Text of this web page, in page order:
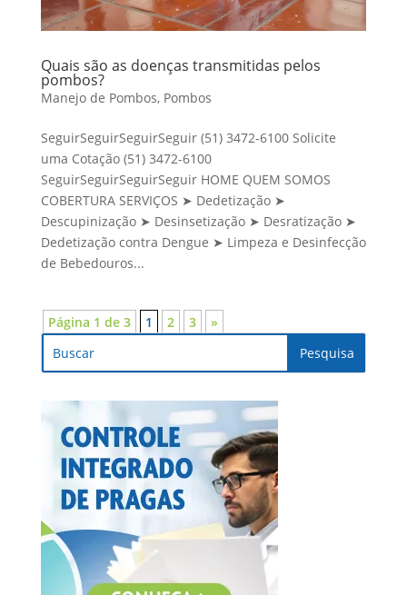
Quais são as doenças transmitidas pelos
pombos?
Manejo de Pombos, Pombos
SeguirSeguirSeguirSeguir (51) 3472-6100 Solicite
uma Cotação (51) 3472-6100
SeguirSeguirSeguirSeguir HOME QUEM SOMOS
COBERTURA SERVIÇOS ➤ Dedetização ➤
Descupinização ➤ Desinsetização ➤ Desratização ➤
Dedetização contra Dengue ➤ Limpeza e Desinfecção
de Bebedouros...
Página 1 de 3 1 2 3 »